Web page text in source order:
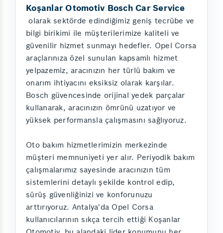
Koşanlar Otomotiv Bosch Car Service
olarak sektörde edindiğimiz geniş tecrübe ve
bilgi birikimi ile müşterilerimize kaliteli ve
güvenilir hizmet sunmayı hedefler. Opel Corsa
araçlarınıza özel sunulan kapsamlı hizmet
yelpazemiz, aracınızın her türlü bakım ve
onarım ihtiyacını eksiksiz olarak karşılar.
Bosch güvencesinde orijinal yedek parçalar
kullanarak, aracınızın ömrünü uzatıyor ve
yüksek performansla çalışmasını sağlıyoruz.
Oto bakım hizmetlerimizin merkezinde
müşteri memnuniyeti yer alır. Periyodik bakım
çalışmalarımız sayesinde aracınızın tüm
sistemlerini detaylı şekilde kontrol edip,
sürüş güvenliğinizi ve konforunuzu
arttırıyoruz. Antalya'da Opel Corsa
kullanıcılarının sıkça tercih ettiği Koşanlar